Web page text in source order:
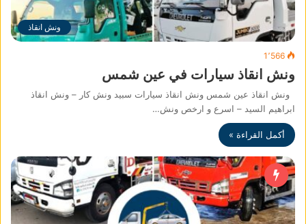
ونش انقاذ
1٬566
ونش انقاذ سيارات في عين شمس
ونش انقاذ عين شمس ونش انقاذ سيارات سبيد ونش كار – ونش انقاذ
ابراهيم السيد – اسرع و ارخص ونش…
أكمل القراءة »